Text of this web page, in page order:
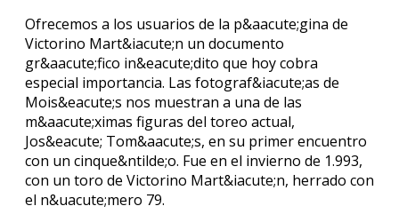
Ofrecemos a los usuarios de la p&aacute;gina de
Victorino Mart&iacute;n un documento
gr&aacute;fico in&eacute;dito que hoy cobra
especial importancia. Las fotograf&iacute;as de
Mois&eacute;s nos muestran a una de las
m&aacute;ximas figuras del toreo actual,
Jos&eacute; Tom&aacute;s, en su primer encuentro
con un cinque&ntilde;o. Fue en el invierno de 1.993,
con un toro de Victorino Mart&iacute;n, herrado con
el n&uacute;mero 79.